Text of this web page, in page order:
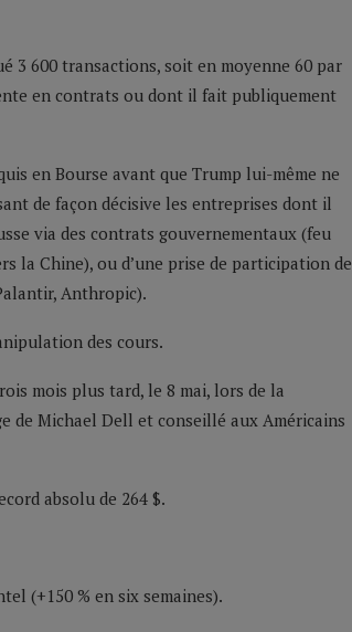
3 600 transactions, soit en moyenne 60 par
en contrats ou dont il fait publiquement
en Bourse avant que Trump lui-même ne
de façon décisive les entreprises dont il
via des contrats gouvernementaux (feu
la Chine), ou d’une prise de participation de
Anthropic).
des cours.
mois plus tard, le 8 mai, lors de la
de Michael Dell et conseillé aux Américains
absolu de 264 $.
(+150 % en six semaines).